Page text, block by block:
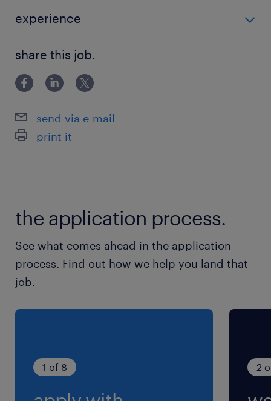
新しいスタートを切りましょう！
派遣先の特徴
東北から関西圏まで幅広い地域で拠点を置く物流
います。
JR水戸線／結城駅（車19分）
休日休暇
土日祝日
年末年始休暇あり
（2）7:00-16:00（実働8時間00分・休憩60分）
※(2)は木曜日のみ、他の曜日は(1)【休憩時間内
experience
倉庫内作業（ピッキング・仕分け・検品）がある方も
即戦力としてご活躍いただけます◎ ※一部ラベルの確
認などで文字や数字のチェックがあります。視力に不
share this job.
send via e-mail
print it
the application process.
See what comes ahead in the application
process. Find out how we help you land that
job.
1 of 8 2